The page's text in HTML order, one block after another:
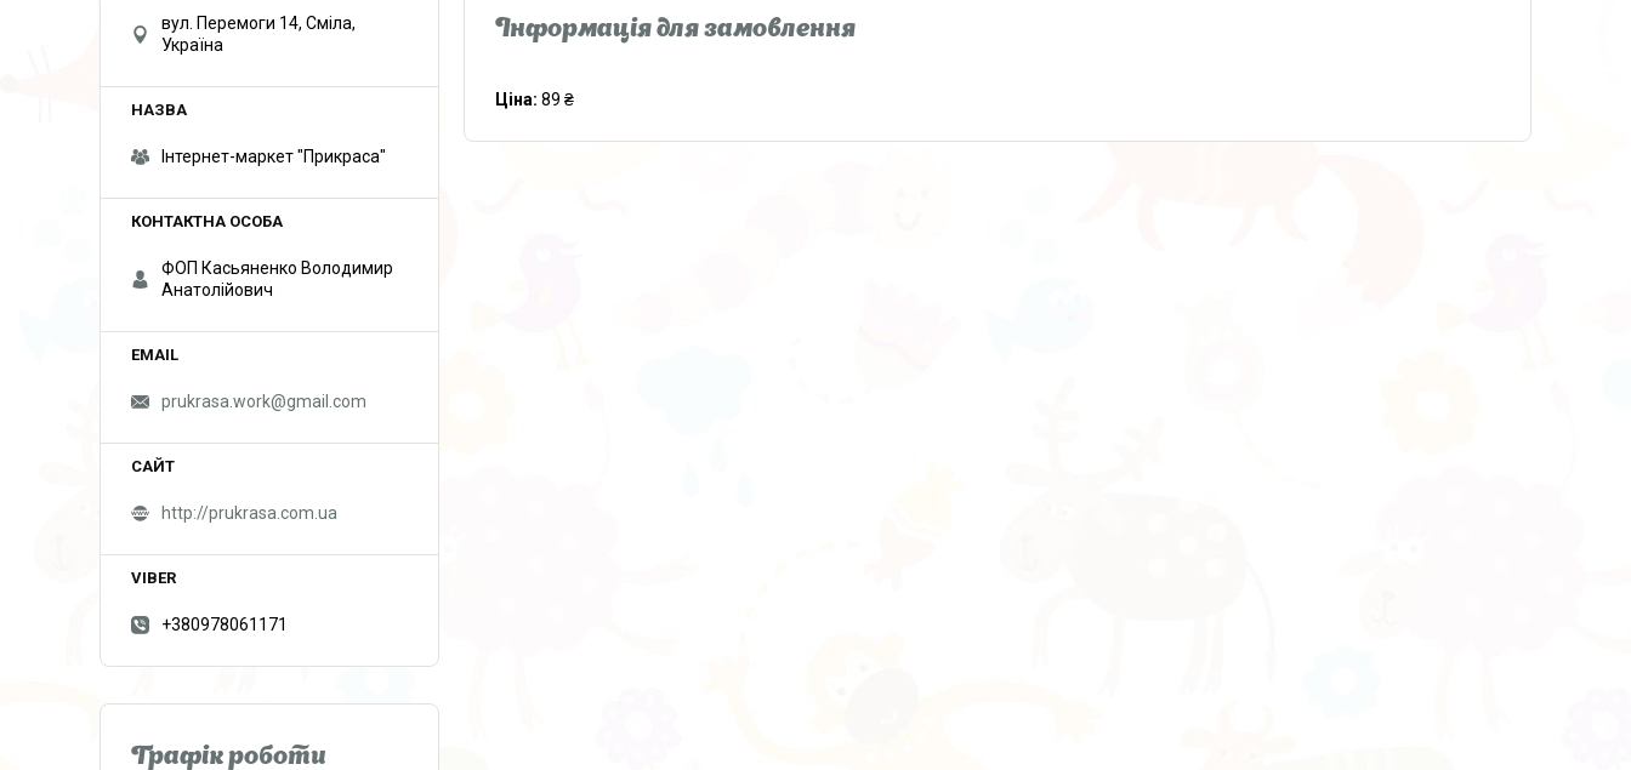
Інформація для замовлення
Ціна: 89 ₴
вул. Перемоги 14, Сміла,
Україна
Інтернет-маркет "Прикраса"
ФОП Касьяненко Володимир
Анатолійович
prukrasa.work@gmail.com
http://prukrasa.com.ua
+380978061171
Графік роботи